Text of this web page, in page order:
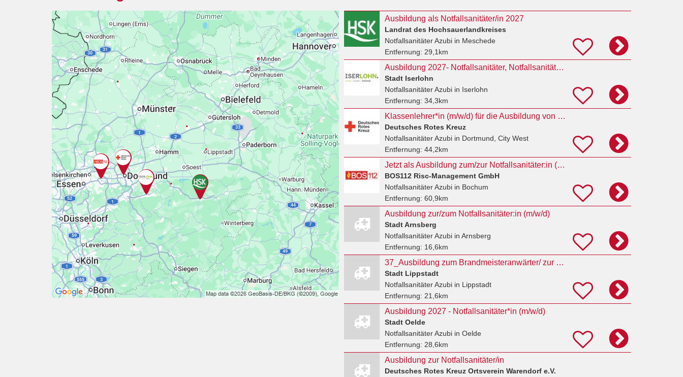
Ausbildung als Notfallsanitäter/in 2027
Landrat des Hochsauerlandkreises
Notfallsanitäter Azubiin Meschede
Entfernung: 29,1km
Ausbildung 2027- Notfallsanitäter, Notfallsanitäterin (m/w/d)
Stadt Iserlohn
Notfallsanitäter Azubiin Iserlohn
Entfernung: 34,3km
Klassenlehrer*in (m/w/d) für die Ausbildung von Notfallsanitäter*innen
Deutsches Rotes Kreuz
Notfallsanitäter Azubiin Dortmund, City West
Entfernung: 44,2km
Jetzt als Ausbildung zum/zur Notfallsanitäter:in (Vollzeit) in 44787 Bochum bewerben
BOS112 Risc-Management GmbH
Notfallsanitäter Azubiin Bochum
Entfernung: 60,9km
Ausbildung zur/zum Notfallsanitäter:in (m/w/d)
Stadt Arnsberg
Notfallsanitäter Azubiin Arnsberg
Entfernung: 16,6km
37_Ausbildung zum Brandmeisteranwärter/ zur Brandmeisteranwärterin (m/w/d) 2027 für
Stadt Lippstadt
Notfallsanitäter Azubiin Lippstadt
Entfernung: 21,6km
Ausbildung 2027 - Notfallsanitäter*in (m/w/d)
Stadt Oelde
Notfallsanitäter Azubiin Oelde
Entfernung: 28,6km
Ausbildung zur Notfallsanitäter/in
Deutsches Rotes Kreuz Ortsverein Warendorf e.V.